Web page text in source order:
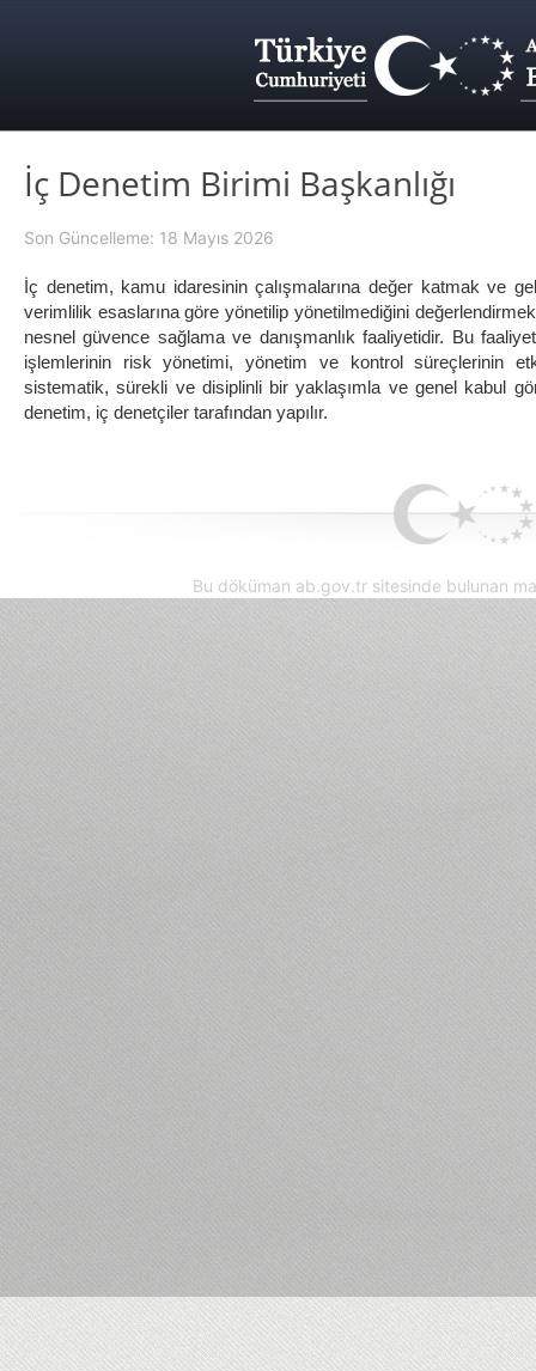
İç Denetim Birimi Başkanlığı
Son Güncelleme: 18 Mayıs 2026
İç denetim, kamu idaresinin çalışmalarına değer katmak ve
verimlilik esaslarına göre yönetilip yönetilmediğini
nesnel güvence sağlama ve danışmanlık faaliyetidir. Bu
işlemlerinin risk yönetimi, yönetim ve kontrol süreçlerinin
sistematik, sürekli ve disiplinli bir yaklaşımla ve genel kabul
denetim, iç denetçiler tarafından yapılır.
Bu döküman ab.gov.tr sitesinde bulunan